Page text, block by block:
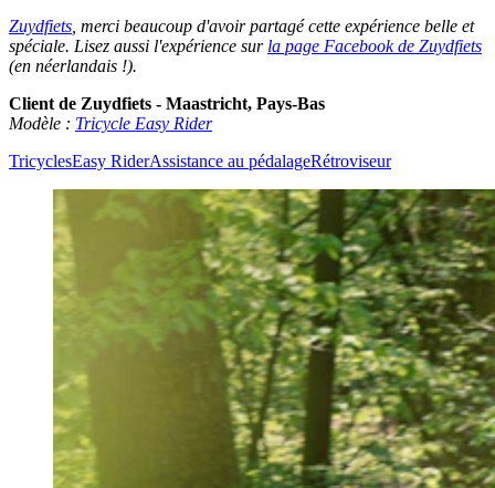
Zuydfiets , merci beaucoup d'avoir partagé cette expérience belle et
spéciale. Lisez aussi l'expérience sur la page Facebook de Zuydfiets
(en néerlandais !).
Client de Zuydfiets - Maastricht, Pays-Bas
Modèle : Tricycle Easy Rider
TricyclesEasy RiderAssistance au pédalageRétroviseur